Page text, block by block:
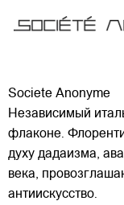
Societe Anonyme
Независимый
флаконе.
духу дадаизма,
века,
антиискусство.